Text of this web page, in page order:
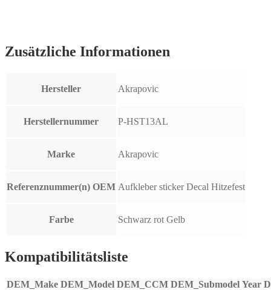
Zusätzliche Informationen
Hersteller Akrapovic
Herstellernummer P-HST13AL
Marke Akrapovic
Referenznummer(n) OEM Aufkleber sticker Decal Hitzefest
Farbe Schwarz rot Gelb
Kompatibilitätsliste
DEM_Make DEM_Model DEM_CCM DEM_Submodel Year